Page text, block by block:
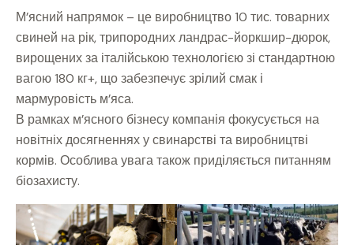
М’ясний напрямок – це виробництво 10 тис. товарних
свиней на рік, трипородних ландрас-йоркшир-дюрок,
вирощених за італійською технологією зі стандартною
вагою 180 кг+, що забезпечує зрілий смак і
мармуровість м’яса.
В рамках м’ясного бізнесу компанія фокусується на
новітніх досягненнях у свинарстві та виробництві
кормів. Особлива увага також приділяється питанням
біозахисту.